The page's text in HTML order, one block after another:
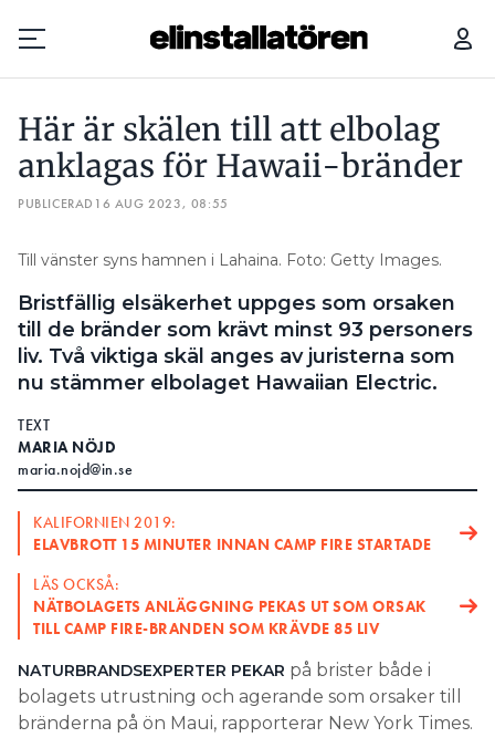
Prenumerera
Hantera prenumeration
Lediga jobb
Annonsera
Läs E-tidningen
Om tidningen
Kontakt
Personuppgifter
Search for:
SEARCH
Här är skälen till att elbolag
anklagas för Hawaii-bränder
PUBLICERAD 16 AUG 2023, 08:55
Till vänster syns hamnen i Lahaina. Foto: Getty Images.
Bristfällig elsäkerhet uppges som orsaken
till de bränder som krävt minst 93 personers
liv. Två viktiga skäl anges av juristerna som
nu stämmer elbolaget Hawaiian Electric.
TEXT
MARIA NÖJD
maria.nojd@in.se
KALIFORNIEN 2019:
ELAVBROTT 15 MINUTER INNAN CAMP FIRE STARTADE
LÄS OCKSÅ:
NÄTBOLAGETS ANLÄGGNING PEKAS UT SOM ORSAK
TILL CAMP FIRE-BRANDEN SOM KRÄVDE 85 LIV
NATURBRANDSEXPERTER PEKAR på brister både i
bolagets utrustning och agerande som orsaker till
bränderna på ön Maui, rapporterar New York Times.